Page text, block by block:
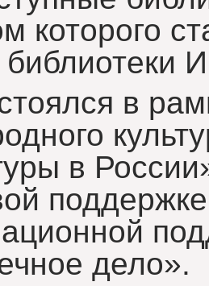
которого
в
в
дело».